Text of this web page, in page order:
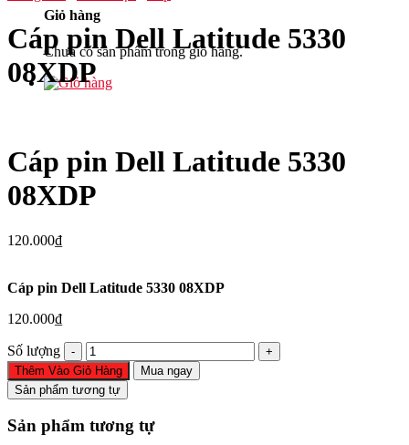
Giỏ hàng
Chưa có sản phẩm trong giỏ hàng.
Cáp pin Dell Latitude 5330
08XDP
Cáp pin Dell Latitude 5330
08XDP
120.000₫
Cáp pin Dell Latitude 5330 08XDP
120.000₫
Số lượng
Cáp
pin
Dell
Latitude
08XDP
Thêm Vào Giỏ Hàng
Mua ngay
Sản phẩm tương tự
Sản phẩm tương tự